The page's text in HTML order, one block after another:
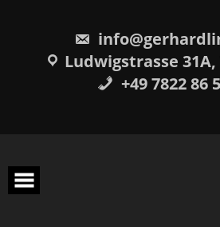
Ludwigstrasse 31A,
+49 7822 86